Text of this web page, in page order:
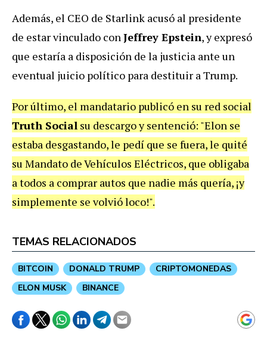
Además, el CEO de Starlink acusó al presidente
de estar vinculado conJeffrey Epstein, y expresó
que estaría a disposición de la justicia ante un
eventual juicio político para destituir a Trump.
Por último, el mandatario publicó en su red social
Truth Social su descargo y sentenció: "Elon se
estaba desgastando, le pedí que se fuera, le quité
su Mandato de Vehículos Eléctricos, que obligaba
a todos a comprar autos que nadie más quería, ¡y
simplemente se volvió loco!".
TEMAS RELACIONADOS
BITCOIN DONALD TRUMP
CRIPTOMONEDAS
ELON MUSK
BINANCE